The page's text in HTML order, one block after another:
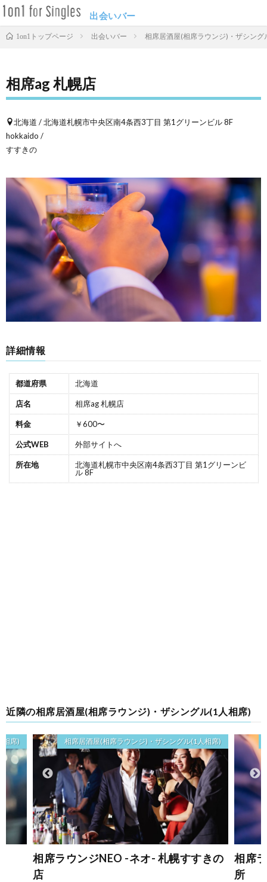
出会いバー
1on1トップページ 出会いバー 相席居酒屋(相席ラウンジ)・ザシング
相席ag 札幌店
北海道 / 北海道札幌市中央区南4条西3丁目 第1グリーンビル 8F
hokkaido /
すすきの
詳細情報
都道府県 北海道
店名 相席ag 札幌店
料金 ￥600〜
公式WEB 外部サイトへ
所在地
北海道札幌市中央区南4条西3丁目 第1グリーンビ
ル 8F
近隣の相席居酒屋(相席ラウンジ)・ザシングル(1人相席)
相席) 相席居酒屋(相席ラウンジ)・ザシングル(1人相席)
相席ラウンジNEO -ネオ- 札幌すすきの
店
相席
所